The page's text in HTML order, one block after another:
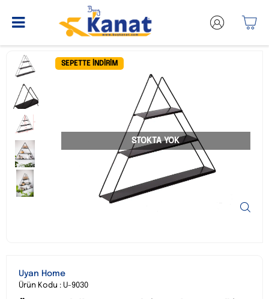
SEPETTE İNDIRIM
STOKTA YOK
Uyan Home
Ürün Kodu : U-9030